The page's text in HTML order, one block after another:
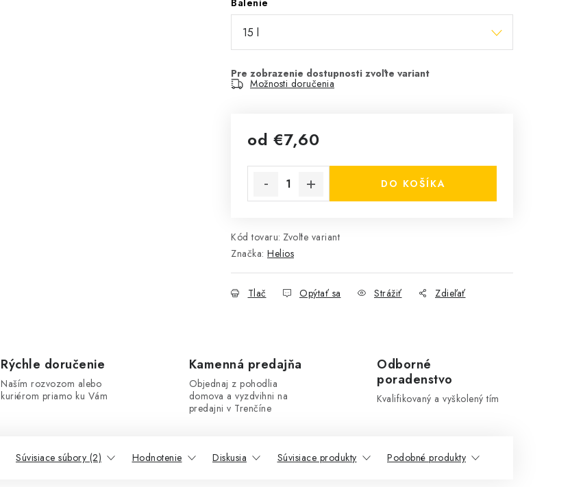
Balenie
Možnosti doručenia
od €7,60
DO KOŠÍKA
Kód tovaru: Zvoľte variant
Značka: Helios
Tlač Opýtať sa Strážiť Zdieľať
Rýchle doručenie
Naším rozvozom alebo
kuriérom priamo ku Vám
Kamenná predajňa
Objednaj z pohodlia
domova a vyzdvihni na
predajni v Trenčíne
Odborné
poradenstvo
Kvalifikovaný a vyškolený tím
Súvisiace súbory (2) Hodnotenie Diskusia Súvisiace produkty Podobné produkty